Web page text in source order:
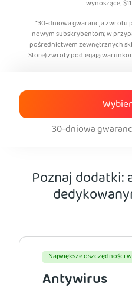
wynoszącej$
*30-dniowa gwarancja zwrotu
nowym subskrybentom; w
pośrednictwem zewnętrznych
Store) zwroty podlegają
30-dniowa
Poznaj dodatki:
Największe oszczędności
Antywirus